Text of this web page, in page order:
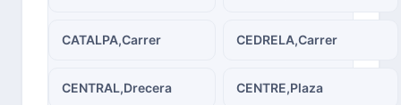
CATALPA,Carrer CEDRELA,Carrer
CENTRAL,Drecera CENTRE,Plaza